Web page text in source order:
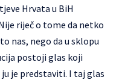
Hrvata u BiH
riječ o tome da netko
nas, nego da u sklopu
postoji glas koji
je predstaviti. I taj glas